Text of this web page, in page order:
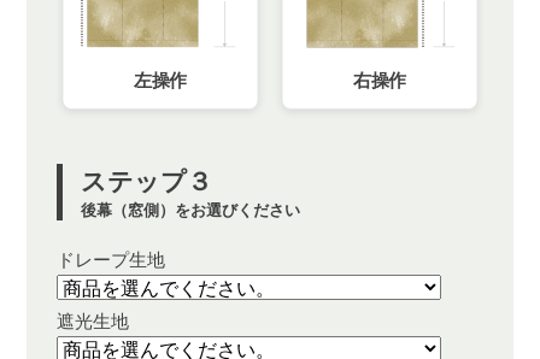
左操作 右操作
ステップ３
後幕（窓側）をお選びください
ドレープ生地
遮光生地